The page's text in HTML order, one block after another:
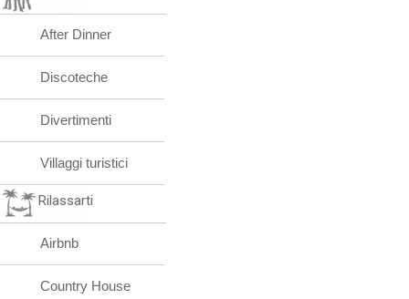
After Dinner
Discoteche
Divertimenti
Villaggi turistici
Rilassarti
Airbnb
Country House